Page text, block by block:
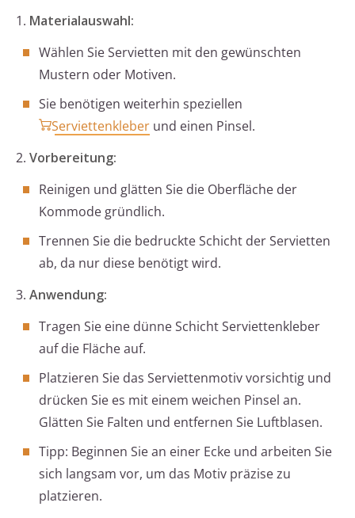
1. Materialauswahl:
Wählen Sie Servietten mit den gewünschten
Mustern oder Motiven.
Sie benötigen weiterhin speziellen
Serviettenkleber und einen Pinsel.
2. Vorbereitung:
Reinigen und glätten Sie die Oberfläche der
Kommode gründlich.
Trennen Sie die bedruckte Schicht der Servietten
ab, da nur diese benötigt wird.
3. Anwendung:
Tragen Sie eine dünne Schicht Serviettenkleber
auf die Fläche auf.
Platzieren Sie das Serviettenmotiv vorsichtig und
drücken Sie es mit einem weichen Pinsel an.
Glätten Sie Falten und entfernen Sie Luftblasen.
Tipp: Beginnen Sie an einer Ecke und arbeiten Sie
sich langsam vor, um das Motiv präzise zu
platzieren.